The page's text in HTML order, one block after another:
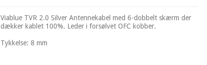
Viablue TVR 2.0 Silver Antennekabel med 6-dobbelt skærm der
dækker kablet 100%. Leder i forsølvet OFC kobber.
Tykkelse: 8 mm